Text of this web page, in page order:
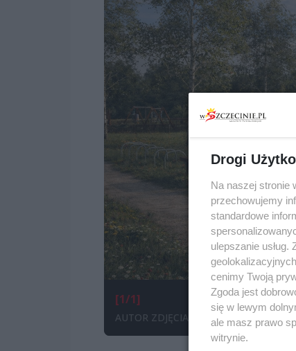
[1/1]
AUTOR ZDJĘCIA: UM Szczecin
Drogi
Na naszej stronie
przechowujemy
standardowe
ulepszanie
cenimy Twoją
Zgoda jest
się w lewym
ale masz prawo
witrynie.